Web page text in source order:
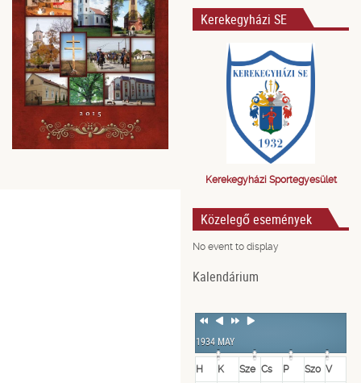
Kerekegyházi SE
Kerekegyházi Sportegyesület
Közelegő események
No event to display
Kalendárium
Previous
Previous
NextNext
1934 MAY
H K Sze Cs P Szo V